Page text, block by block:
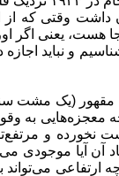
وقتی که از
یعنی اگر
و نباید اجازه
مقهور (یک مشت
به
نخورده و
آن آیا موجودی
می‌تو‌اند